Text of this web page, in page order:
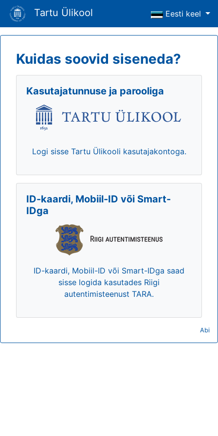
Tartu Ülikool Eesti keel
Kuidas soovid siseneda?
Kasutajatunnuse ja parooliga
Logi sisse Tartu Ülikooli kasutajakontoga.
ID-kaardi, Mobiil-ID või Smart-
IDga
ID-kaardi, Mobiil-ID või Smart-IDga saad
sisse logida kasutades Riigi
autentimisteenust TARA.
Abi